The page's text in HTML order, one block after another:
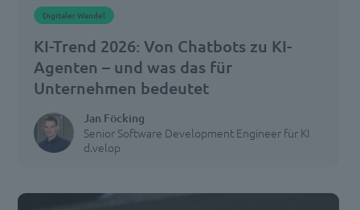
KI-Trend 2026: Von Chatbots zu KI-
Agenten – und was das für
Unternehmen bedeutet
Digitaler Wandel
Jan Föcking
Senior Software Development Engineer für KI
d.velop